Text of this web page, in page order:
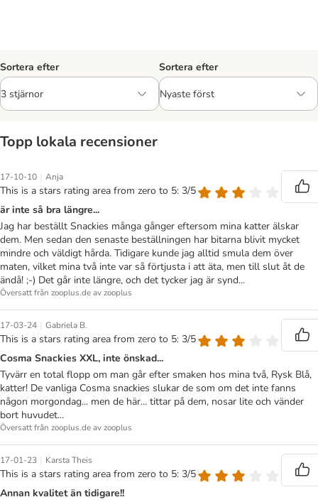
Sortera efter Sortera efter
Topp lokala recensioner
17-10-10 | Anja
This is a stars rating area from zero to 5: 3/5
är inte så bra längre...
Jag har beställt Snackies många gånger eftersom mina katter älskar
dem. Men sedan den senaste beställningen har bitarna blivit mycket
mindre och väldigt hårda. Tidigare kunde jag alltid smula dem över
maten, vilket mina två inte var så förtjusta i att äta, men till slut åt de
ändå! ;-) Det går inte längre, och det tycker jag är synd...
Översatt från zooplus.de av zooplus
17-03-24 | Gabriela B.
This is a stars rating area from zero to 5: 3/5
Cosma Snackies XXL, inte önskad...
Tyvärr en total flopp om man går efter smaken hos mina två, Rysk Blå,
katter! De vanliga Cosma snackies slukar de som om det inte fanns
någon morgondag... men de här... tittar på dem, nosar lite och vänder
bort huvudet...
Översatt från zooplus.de av zooplus
17-01-23 | Karsta Theis
This is a stars rating area from zero to 5: 3/5
Annan kvalitet än tidigare!!